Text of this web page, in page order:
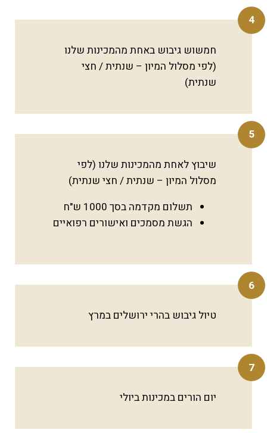
4
חמשוש גיבוש באחת מהמכינות שלנו
(לפי מסלול המיון – שנתית / חצי
שנתית)
5
שיבוץ לאחת מהמכינות שלנו (לפי
מסלול המיון – שנתית / חצי שנתית)
תשלום מקדמה בסך 1000 ש"ח
הגשת מסמכים ואישורים רפואיים
6
טיול גיבוש בהרי ירושלים במרץ
7
יום הורים במכינות ביולי